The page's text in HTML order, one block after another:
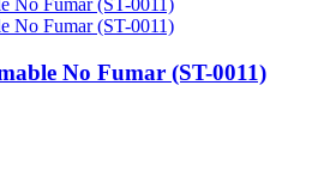
No Fumar (ST-0011)